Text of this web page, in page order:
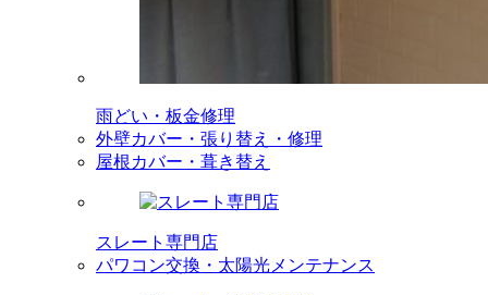
雨どい・板金修理
外壁カバー・張り替え・修理
屋根カバー・葺き替え
スレート専門店
パワコン交換・太陽光メンテナンス